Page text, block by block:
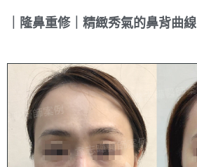
｜隆鼻重修｜精緻秀氣的鼻背曲線